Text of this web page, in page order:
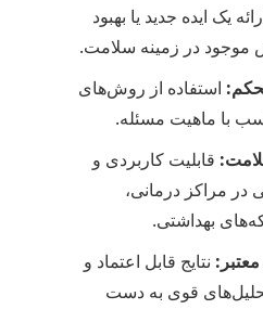
یک ایده جدید یا بهبود
موجود در زمینه سلامت.
استفاده از روش‌های
با ماهیت مسئله.
قابلیت کاربردی و
مراکز درمانی،
بهداشتی.
نتایج قابل اعتماد و
قوی به دست